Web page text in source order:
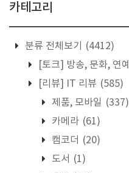
카테고리
분류 전체보기
(4412)
[토크] 방송, 문화, 연예
[리뷰] IT 리뷰 (585)
제품, 모바일 (337)
카메라 (61)
캠코더 (20)
도서 (1)